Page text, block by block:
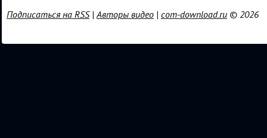
Подписаться на RSS|Авторы видео | com-download.ru © 2026